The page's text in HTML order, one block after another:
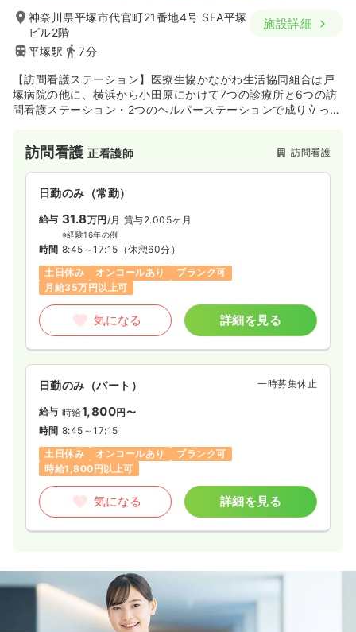
神奈川県平塚市代官町21番地4号 SEA平塚
ビル2階
平塚駅
7分
施設詳細
【訪問看護ステーション】医療生協かながわ生活協同組合は戸
塚病院の他に、横浜から小田原にかけて7つの診療所と6つの訪
問看護ステーション・2つのヘルパーステーションで成り立って
訪問看護正看護師 訪問看護
日勤のみ（常勤）
給与 31.8万円/月 賞与2.005ヶ月
※経験16年の例
時間 8:45～17:15 （休憩60分）
土日休み
オンコールあり
ブランク可
月給35万円以上可
気になる 詳細を見る
日勤のみ（パート） 一時募集休止
給与 時給1,800円〜
時間 8:45～17:15
土日休み
オンコールあり
ブランク可
時給1,800円以上可
気になる 詳細を見る